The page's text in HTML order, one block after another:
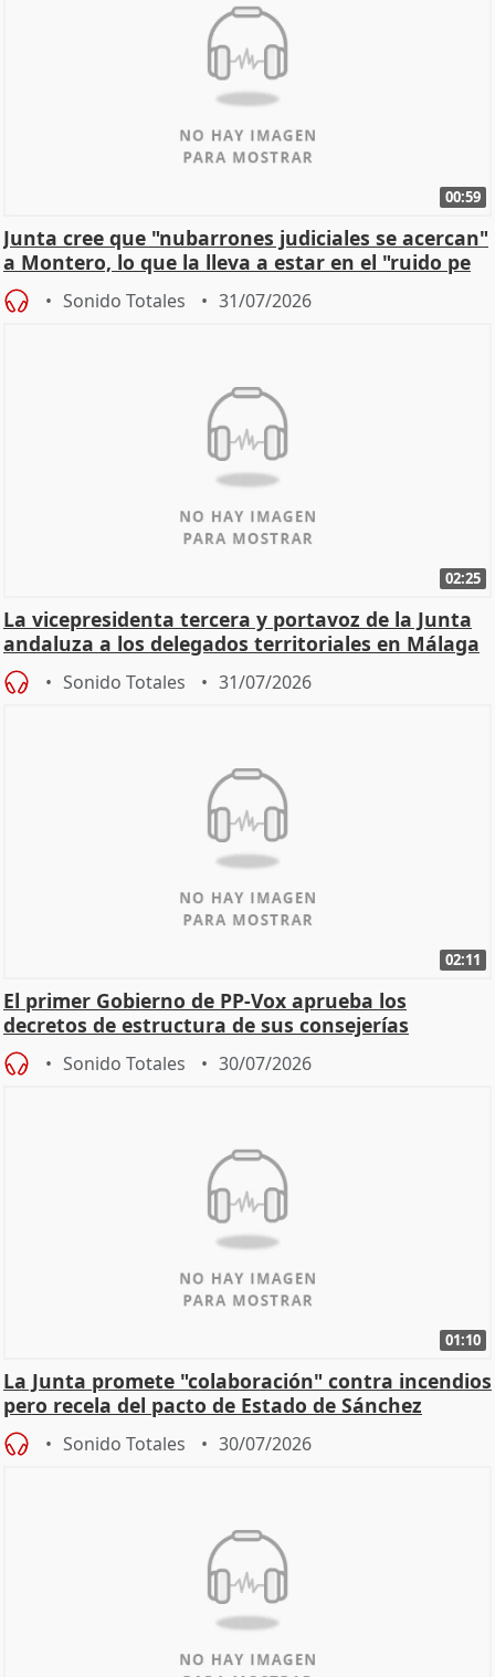
00:59
Junta cree que "nubarrones judiciales se acercan"
a Montero, lo que la lleva a estar en el "ruido pe
Sonido Totales 31/07/2026
02:25
La vicepresidenta tercera y portavoz de la Junta
andaluza a los delegados territoriales en Málaga
Sonido Totales 31/07/2026
02:11
El primer Gobierno de PP-Vox aprueba los
decretos de estructura de sus consejerías
Sonido Totales 30/07/2026
01:10
La Junta promete "colaboración" contra incendios
pero recela del pacto de Estado de Sánchez
Sonido Totales 30/07/2026